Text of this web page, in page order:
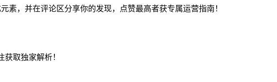
素，并在评论区分享你的发现，点赞最高者获专属运营指南！
取独家解析！